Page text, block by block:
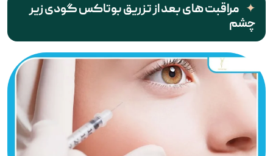
مراقبت های بعد از تزریق بوتاکس گودی زیر
چشم